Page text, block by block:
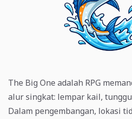
The Big One adalah RPG
alur singkat: lempar kail,
Dalam pengembangan, lokasi